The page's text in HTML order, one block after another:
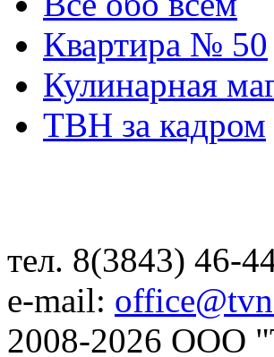
Квартира № 50
Кулинарная
ТВН за кадром
тел. 8(3843) 46-
e-mail:
2008-2026 ООО